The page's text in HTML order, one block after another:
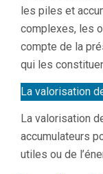
les piles et
complexes, les
compte de la
qui les
La valorisation
La valorisation
accumulateurs
utiles ou de